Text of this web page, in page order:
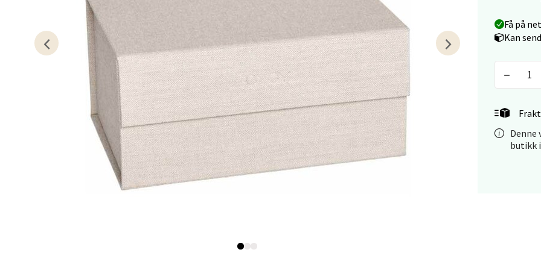
Få på
Kan
Denne
butikk
Stavanger og Sandnes - Kilden Senter
Gartnerveien 16, 4016 Stavanger
Åpent i dag 10-20
0 i butikk
Stavanger og Sandnes - Kvadrat
Gamle Stokkavei 1, 4313 Sandnes
Bergen - Thon Senter Lagunen